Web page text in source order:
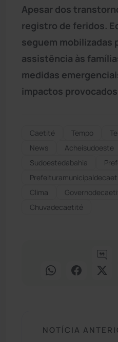
Apesar dos
registro de feridos.
seguem mobilizadas
assistência às
medidas
impactos
Caetité Tempo
News
Acheisudoeste
Sudoestedabahia
Clima
Chuvadecaetité
NOTÍCIA